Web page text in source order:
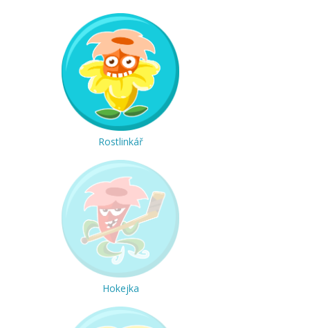
Rostlinkář
Hokejka